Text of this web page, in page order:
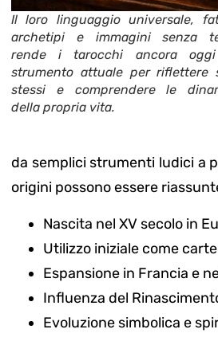
Il loro linguaggio universale,
archetipi e immagini senza
rende i tarocchi ancora
strumento attuale per riflettere
stessi e comprendere le
della propria vita.
da semplici strumenti ludici a
origini possono essere
Nascita nel XV secolo in
Utilizzo iniziale come
Espansione in Francia e
Influenza del
Evoluzione simbolica e